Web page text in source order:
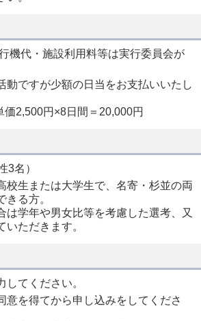
機代・施設利用料等は実行委員会が
動ですが少額の日当をお支払いいたし
価2,500円×8日間＝20,000円
3名）
校生または大学生で、名寄・杉並の両
きる方。
は学年や男女比等を考慮した選考、又
いただきます。
してください。
意を得てから申し込みをしてくださ